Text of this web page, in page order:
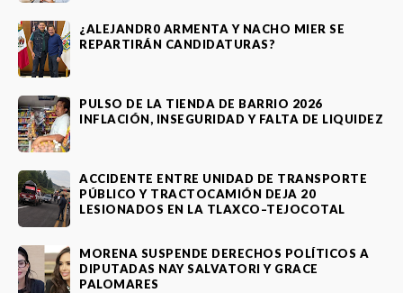
¿ALEJANDR0 ARMENTA Y NACHO MIER SE
REPARTIRÁN CANDIDATURAS?
PULSO DE LA TIENDA DE BARRIO 2026
INFLACIÓN, INSEGURIDAD Y FALTA DE LIQUIDEZ
ACCIDENTE ENTRE UNIDAD DE TRANSPORTE
PÚBLICO Y TRACTOCAMIÓN DEJA 20
LESIONADOS EN LA TLAXCO–TEJOCOTAL
MORENA SUSPENDE DERECHOS POLÍTICOS A
DIPUTADAS NAY SALVATORI Y GRACE
PALOMARES